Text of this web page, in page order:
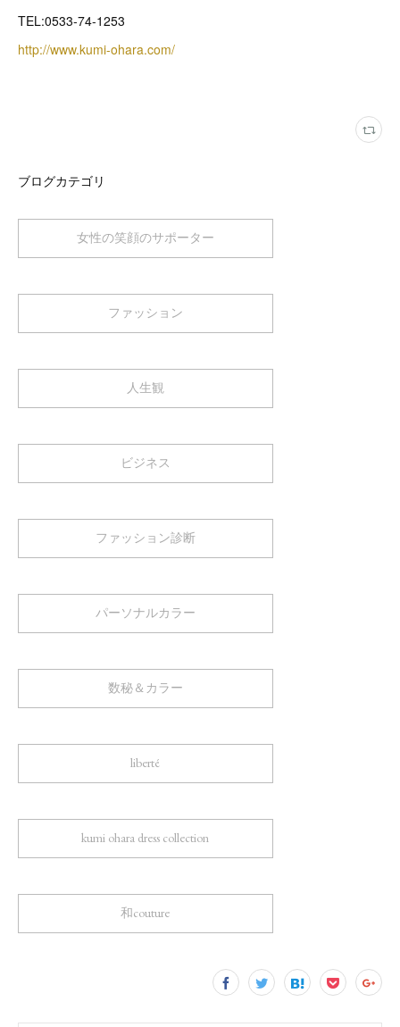
TEL:0533-74-1253
http://www.kumi-ohara.com/
ブログカテゴリ
女性の笑顔のサポーター
ファッション
人生観
ビジネス
ファッション診断
パーソナルカラー
数秘＆カラー
liberté
kumi ohara dress collection
和couture